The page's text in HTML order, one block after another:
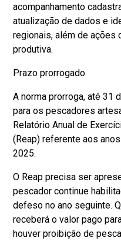
acompanhamento
atualização de dados e
regionais, além de ações
produtiva.
Prazo prorrogado
A norma prorroga, até 31
para os pescadores
Relatório Anual de
(Reap) referente aos
2025.
O Reap precisa ser
pescador continue
defeso no ano seguinte.
receberá o valor pago
houver proibição de